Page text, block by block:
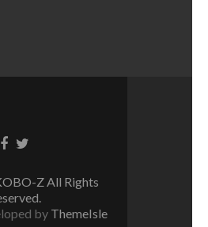
Facebook
ク
Twitter
ク Z All Rights
by ThemeIsle